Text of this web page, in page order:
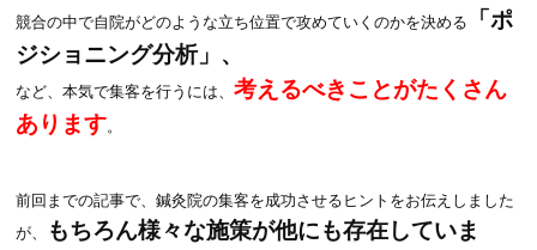
競合の中で自院がどのような立ち位置で攻めていくのかを決める
「ポ
ジショニング分析」、
など、本気で集客を行うには、考えるべきことがたくさん
あります。
前回までの記事で、鍼灸院の集客を成功させるヒントをお伝えしました
が、
もちろん様々な施策が他にも存在していま